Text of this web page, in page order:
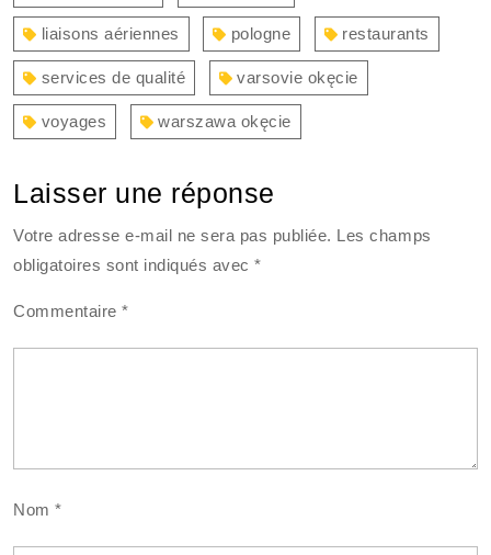
liaisons aériennes pologne restaurants
services de qualité varsovie okęcie
voyages warszawa okęcie
Laisser une réponse
Votre adresse e-mail ne sera pas publiée. Les champs
obligatoires sont indiqués avec*
Commentaire*
Nom*